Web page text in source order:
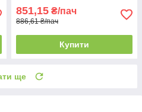
851,15 ₴/пач
886,61 ₴/пач
Купити
ще